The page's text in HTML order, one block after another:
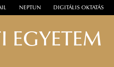
NEPTUN DIGITÁLIS OKTATÁS
EGYETEM